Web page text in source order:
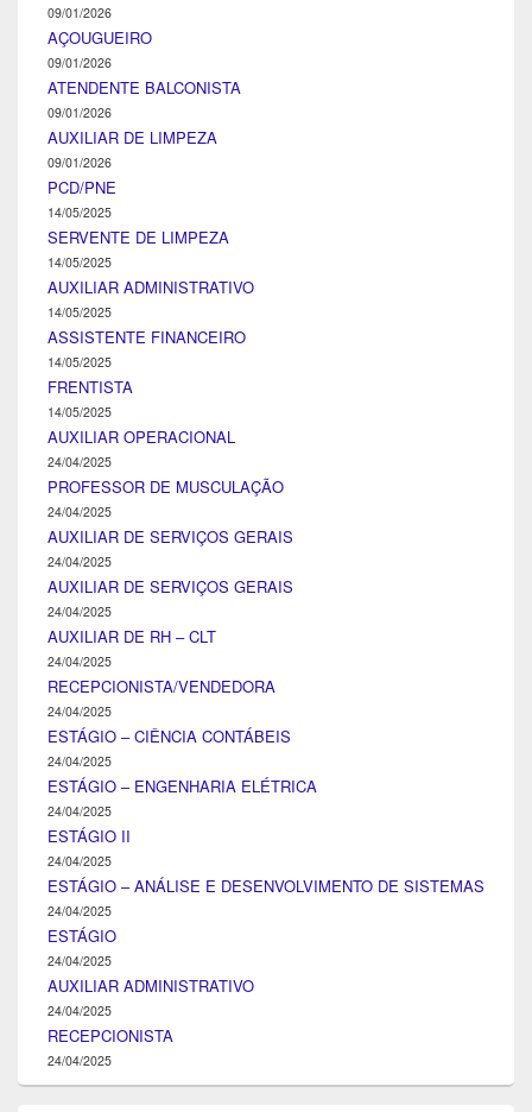
09/01/2026
AÇOUGUEIRO
09/01/2026
ATENDENTE BALCONISTA
09/01/2026
AUXILIAR DE LIMPEZA
09/01/2026
PCD/PNE
14/05/2025
SERVENTE DE LIMPEZA
14/05/2025
AUXILIAR ADMINISTRATIVO
14/05/2025
ASSISTENTE FINANCEIRO
14/05/2025
FRENTISTA
14/05/2025
AUXILIAR OPERACIONAL
24/04/2025
PROFESSOR DE MUSCULAÇÃO
24/04/2025
AUXILIAR DE SERVIÇOS GERAIS
24/04/2025
AUXILIAR DE SERVIÇOS GERAIS
24/04/2025
AUXILIAR DE RH – CLT
24/04/2025
RECEPCIONISTA/VENDEDORA
24/04/2025
ESTÁGIO – CIÊNCIA CONTÁBEIS
24/04/2025
ESTÁGIO – ENGENHARIA ELÉTRICA
24/04/2025
ESTÁGIO II
24/04/2025
ESTÁGIO – ANÁLISE E DESENVOLVIMENTO DE SISTEMAS
24/04/2025
ESTÁGIO
24/04/2025
AUXILIAR ADMINISTRATIVO
24/04/2025
RECEPCIONISTA
24/04/2025